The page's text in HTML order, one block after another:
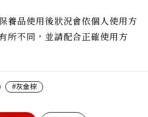
養品使用後狀況會依個人使用方
所不同，並請配合正確使用方
#灰金棕